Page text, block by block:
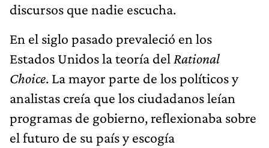
discursos que nadie escucha.
En el siglo pasado prevaleció en los
Estados Unidos la teoría del Rational
Choice. La mayor parte de los políticos y
analistas creía que los ciudadanos leían
programas de gobierno, reflexionaba sobre
el futuro de su país y escogía